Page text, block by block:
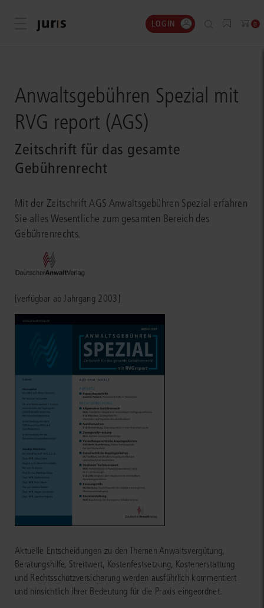
Menü öffnen LOGIN 0
Anwaltsgebühren Spezial mit
RVG report (AGS)
Zeitschrift für das gesamte
Gebührenrecht
Mit der Zeitschrift AGS Anwaltsgebühren Spezial erfahren
Sie alles Wesentliche zum gesamten Bereich des
Gebührenrechts.
[verfügbar ab Jahrgang 2003]
Aktuelle Entscheidungen zu den Themen Anwaltsvergütung,
Beratungshilfe, Streitwert, Kostenfestsetzung, Kostenerstattung
und Rechtsschutzversicherung werden ausführlich kommentiert
und hinsichtlich ihrer Bedeutung für die Praxis eingeordnet.